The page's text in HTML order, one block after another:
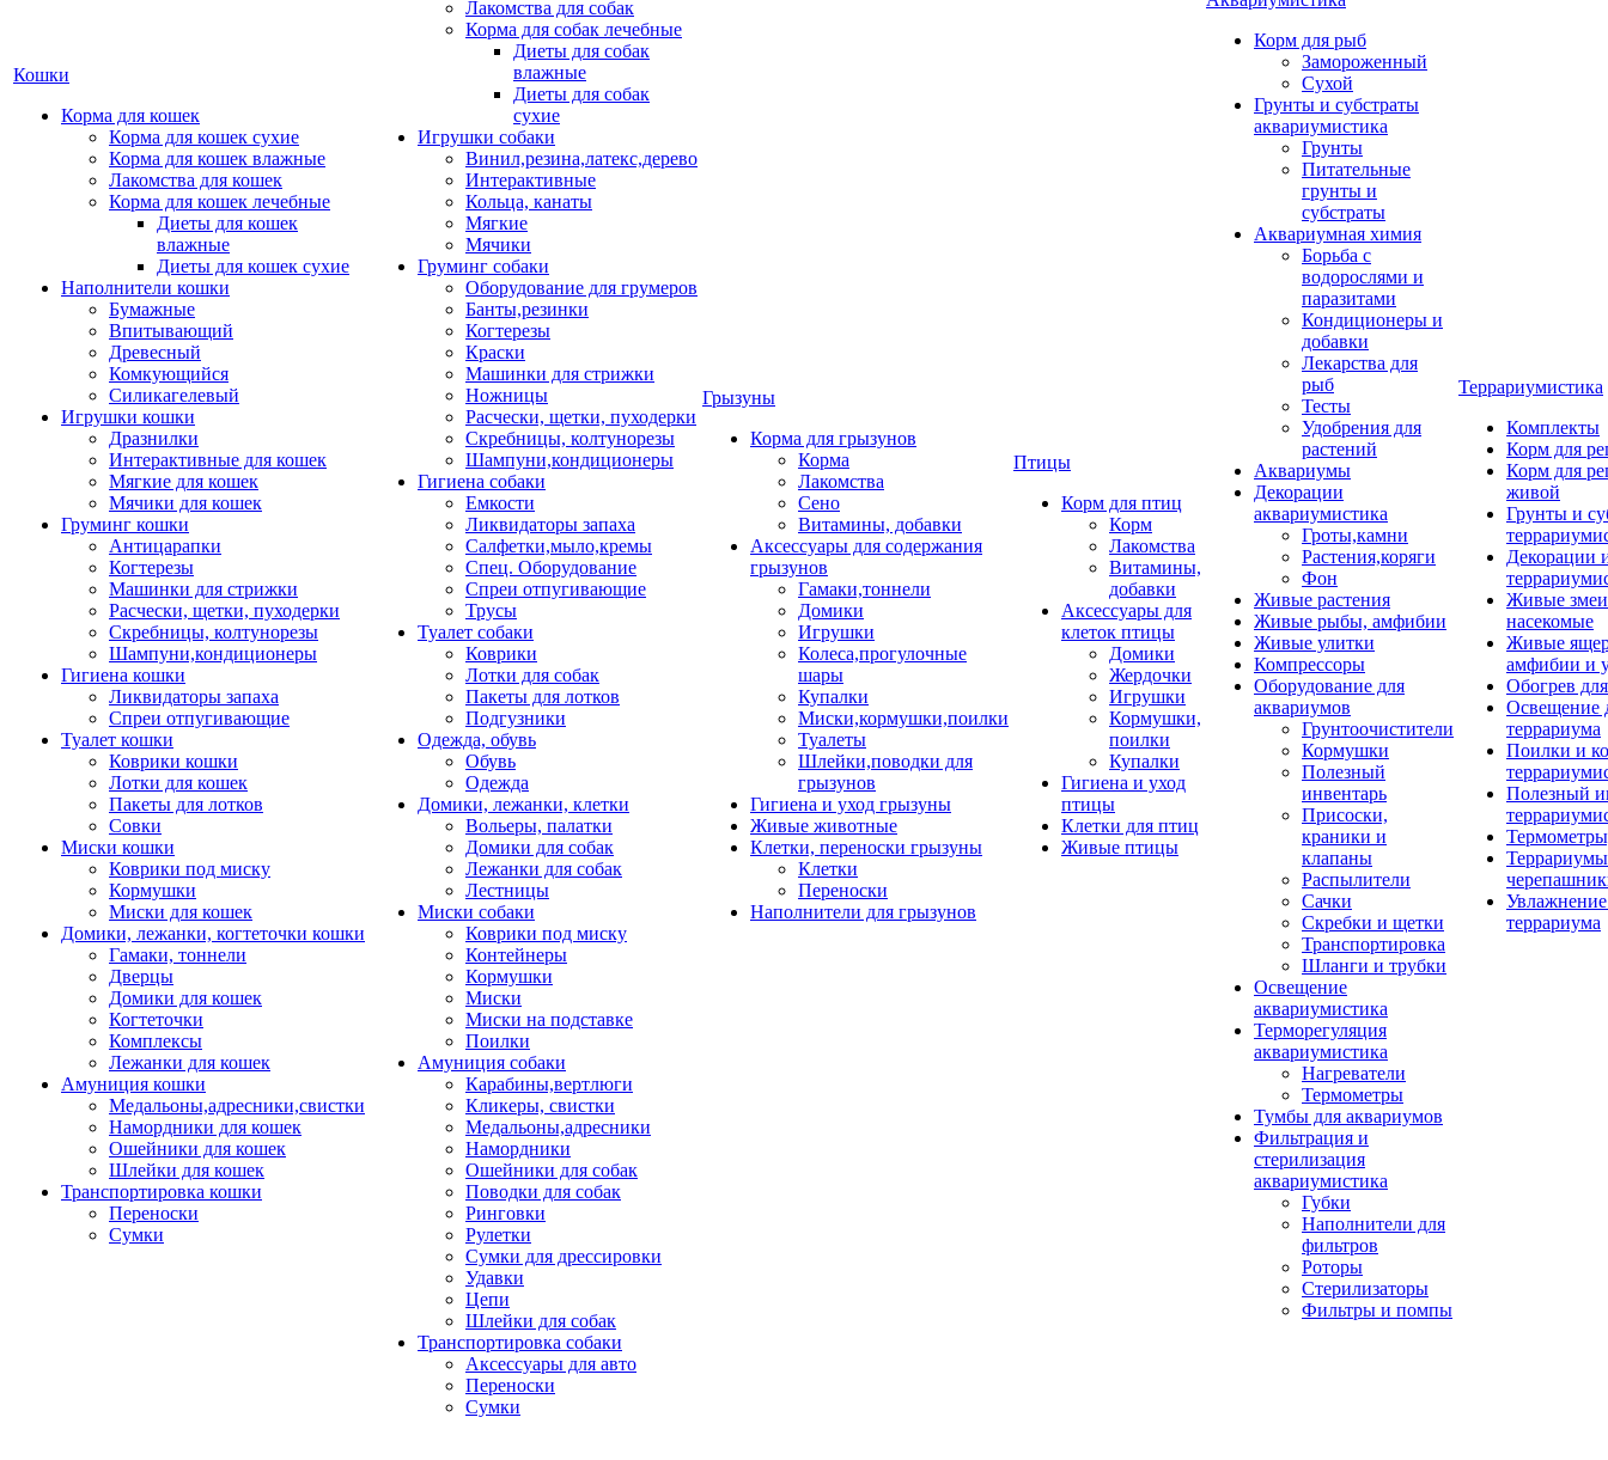
Кошки
Корма для кошек
Корма для кошек сухие
Корма для кошек влажные
Лакомства для кошек
Корма для кошек лечебные
Диеты для кошек
влажные
Диеты для кошек сухие
Наполнители кошки
Бумажные
Впитывающий
Древесный
Комкующийся
Силикагелевый
Игрушки кошки
Дразнилки
Интерактивные для кошек
Мягкие для кошек
Мячики для кошек
Груминг кошки
Антицарапки
Когтерезы
Машинки для стрижки
Расчески, щетки, пуходерки
Скребницы, колтунорезы
Шампуни,кондиционеры
Гигиена кошки
Ликвидаторы запаха
Спреи отпугивающие
Туалет кошки
Коврики кошки
Лотки для кошек
Пакеты для лотков
Совки
Миски кошки
Коврики под миску
Кормушки
Миски для кошек
Домики, лежанки, когтеточки кошки
Гамаки, тоннели
Дверцы
Домики для кошек
Когтеточки
Комплексы
Лежанки для кошек
Амуниция кошки
Медальоны,адресники,свистки
Намордники для кошек
Ошейники для кошек
Шлейки для кошек
Транспортировка кошки
Переноски
Сумки
Лакомства для собак
Корма для собак лечебные
Диеты для собак
влажные
Диеты для собак
сухие
Игрушки собаки
Винил,резина,латекс,дерево
Интерактивные
Кольца, канаты
Мягкие
Мячики
Груминг собаки
Оборудование для грумеров
Банты,резинки
Когтерезы
Краски
Машинки для стрижки
Ножницы
Расчески, щетки, пуходерки
Скребницы, колтунорезы
Шампуни,кондиционеры
Гигиена собаки
Емкости
Ликвидаторы запаха
Салфетки,мыло,кремы
Спец. Оборудование
Спреи отпугивающие
Трусы
Туалет собаки
Коврики
Лотки для собак
Пакеты для лотков
Подгузники
Одежда, обувь
Обувь
Одежда
Домики, лежанки, клетки
Вольеры, палатки
Домики для собак
Лежанки для собак
Лестницы
Миски собаки
Коврики под миску
Контейнеры
Кормушки
Миски
Миски на подставке
Поилки
Амуниция собаки
Карабины,вертлюги
Кликеры, свистки
Медальоны,адресники
Намордники
Ошейники для собак
Поводки для собак
Ринговки
Рулетки
Сумки для дрессировки
Удавки
Цепи
Шлейки для собак
Транспортировка собаки
Аксессуары для авто
Переноски
Сумки
Грызуны
Корма для грызунов
Корма
Лакомства
Сено
Витамины, добавки
Аксессуары для содержания
грызунов
Гамаки,тоннели
Домики
Игрушки
Колеса,прогулочные
шары
Купалки
Миски,кормушки,поилки
Туалеты
Шлейки,поводки для
грызунов
Гигиена и уход грызуны
Живые животные
Клетки, переноски грызуны
Клетки
Переноски
Наполнители для грызунов
Птицы
Корм для птиц
Корм
Лакомства
Витамины,
добавки
Аксессуары для
клеток птицы
Домики
Жердочки
Игрушки
Кормушки,
поилки
Купалки
Гигиена и уход
птицы
Клетки для птиц
Живые птицы
Корм для рыб
Замороженный
Сухой
Грунты и субстраты
аквариумистика
Грунты
Питательные
грунты и
субстраты
Аквариумная химия
Борьба с
водорослями и
паразитами
Кондиционеры и
добавки
Лекарства для
рыб
Тесты
Удобрения для
растений
Аквариумы
Декорации
аквариумистика
Гроты,камни
Растения,коряги
Фон
Живые растения
Живые рыбы, амфибии
Живые улитки
Компрессоры
Оборудование для
аквариумов
Грунтоочистители
Кормушки
Полезный
инвентарь
Присоски,
краники и
клапаны
Распылители
Сачки
Скребки и щетки
Транспортировка
Шланги и трубки
Освещение
аквариумистика
Терморегуляция
аквариумистика
Нагреватели
Термометры
Тумбы для аквариумов
Фильтрация и
стерилизация
аквариумистика
Губки
Наполнители для
фильтров
Роторы
Стерилизаторы
Фильтры и помпы
Террариумистика
Комплекты
Корм для
Корм для
живой
Грунты и
Декорации
Живые
насекомые
Живые
амфибии и
Обогрев
Освещение
террариума
Поилки и
Полезный
террариума